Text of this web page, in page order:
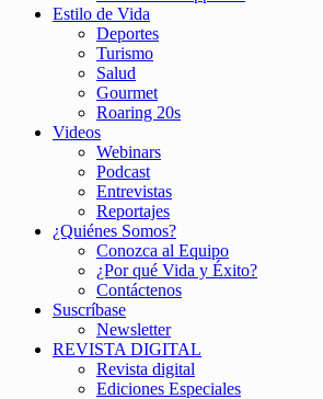
Estilo de Vida
Deportes
Turismo
Salud
Gourmet
Roaring 20s
Videos
Webinars
Podcast
Entrevistas
Reportajes
¿Quiénes Somos?
Conozca al Equipo
¿Por qué Vida y Éxito?
Contáctenos
Suscríbase
Newsletter
REVISTA DIGITAL
Revista digital
Ediciones Especiales